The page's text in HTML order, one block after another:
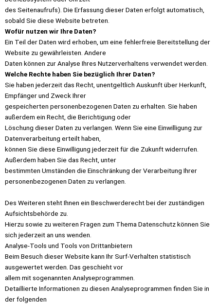
des Seitenaufrufs). Die Erfassung dieser Daten erfolgt automatisch,
sobald Sie diese Website betreten.
Wofür nutzen wir Ihre Daten?
Ein Teil der Daten wird erhoben, um eine fehlerfreie Bereitstellung der
Website zu gewährleisten. Andere
Daten können zur Analyse Ihres Nutzerverhaltens verwendet werden.
Welche Rechte haben Sie bezüglich Ihrer Daten?
Sie haben jederzeit das Recht, unentgeltlich Auskunft über Herkunft,
Empfänger und Zweck Ihrer
gespeicherten personenbezogenen Daten zu erhalten. Sie haben
außerdem ein Recht, die Berichtigung oder
Löschung dieser Daten zu verlangen. Wenn Sie eine Einwilligung zur
Datenverarbeitung erteilt haben,
können Sie diese Einwilligung jederzeit für die Zukunft widerrufen.
Außerdem haben Sie das Recht, unter
bestimmten Umständen die Einschränkung der Verarbeitung Ihrer
personenbezogenen Daten zu verlangen.
Des Weiteren steht Ihnen ein Beschwerderecht bei der zuständigen
Aufsichtsbehörde zu.
Hierzu sowie zu weiteren Fragen zum Thema Datenschutz können Sie
sich jederzeit an uns wenden.
Analyse-Tools und Tools von Drittanbietern
Beim Besuch dieser Website kann Ihr Surf-Verhalten statistisch
ausgewertet werden. Das geschieht vor
allem mit sogenannten Analyseprogrammen.
Detaillierte Informationen zu diesen Analyseprogrammen finden Sie in
der folgenden